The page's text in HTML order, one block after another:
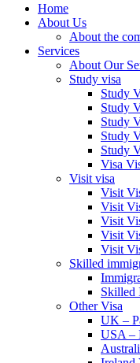
Home
About Us
About the
Services
About Our
Study visa
Study
Study
Study
Study
Study
Visa
Visit visa
Visit
Visit
Visit
Visit
Visit
Skilled
Skilled
Other Visa
UK –
USA –